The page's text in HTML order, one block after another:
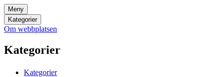
Meny
Kategorier
Om webbplatsen
Kategorier
Kategorier